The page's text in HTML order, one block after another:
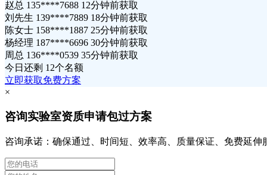
赵总 135****7688 12分钟前获取
刘先生 139****7889 18分钟前获取
陈女士 158****1887 25分钟前获取
杨经理 187****6696 30分钟前获取
周总 136****0539 35分钟前获取
今日还剩 12个名额
立即获取免费方案
×
咨询实验室资质申请包过方案
咨询承诺：确保通过、时间短、效率高、质量保证、免费延伸